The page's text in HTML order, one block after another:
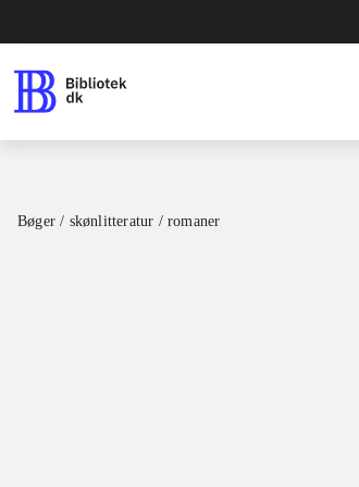
Bøger / skønlitteratur / romaner